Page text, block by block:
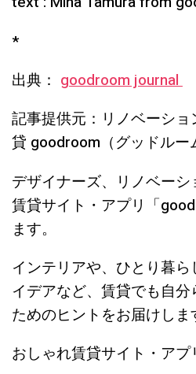
*
出典： goodroom journal
記事提供元：リノベーシ
貸 goodroom（グッドルー
デザイナーズ、リノベー
賃貸サイト・アプリ「
ます。
インテリアや、ひとり暮
イデアなど、賃貸でも自
ためのヒントをお届けしま
おしゃれ賃貸サイト・ア